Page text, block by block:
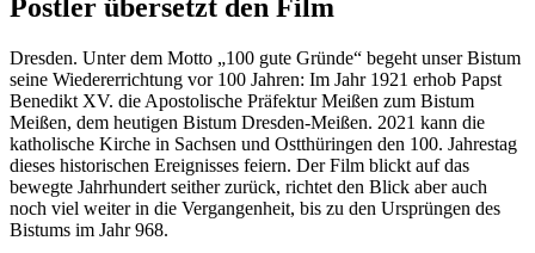
Postler übersetzt den Film
Dresden. Unter dem Motto „100 gute Gründe“ begeht unser Bistum
seine Wiedererrichtung vor 100 Jahren: Im Jahr 1921 erhob Papst
Benedikt XV. die Apostolische Präfektur Meißen zum Bistum
Meißen, dem heutigen Bistum Dresden-Meißen. 2021 kann die
katholische Kirche in Sachsen und Ostthüringen den 100. Jahrestag
dieses historischen Ereignisses feiern. Der Film blickt auf das
bewegte Jahrhundert seither zurück, richtet den Blick aber auch
noch viel weiter in die Vergangenheit, bis zu den Ursprüngen des
Bistums im Jahr 968.